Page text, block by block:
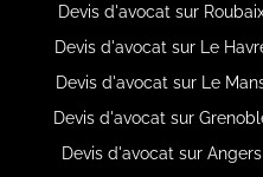
Devis d'avocat sur
Devis d'avocat sur Le
Devis d'avocat sur Le
Devis d'avocat sur
Devis d'avocat sur